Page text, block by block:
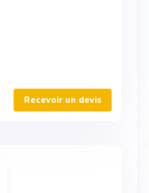
Recevoir un devis